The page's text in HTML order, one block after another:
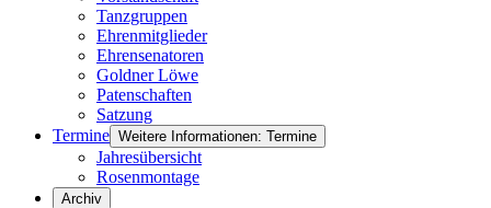
Tanzgruppen
Ehrenmitglieder
Ehrensenatoren
Goldner Löwe
Patenschaften
Satzung
Termine Weitere Informationen: Termine
Jahresübersicht
Rosenmontage
Archiv